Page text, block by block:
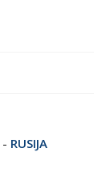
- RUSIJA